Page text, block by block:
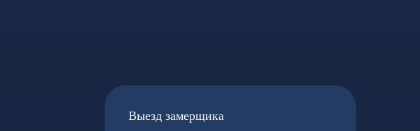
Выезд замерщика